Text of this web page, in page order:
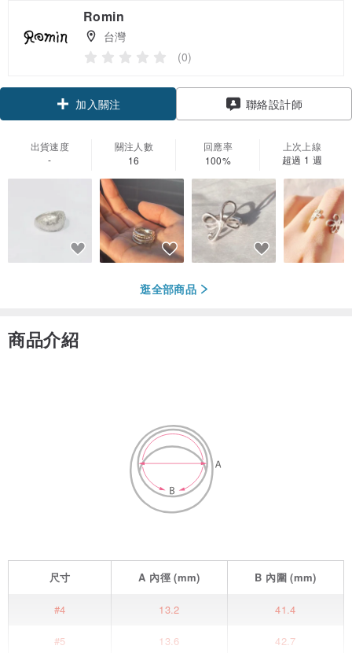
Romin
台灣
(0)
加入關注 聯絡設計師
出貨速度
-
關注人數
16
回應率
100%
上次上線
超過 1 週
逛全部商品
商品介紹
尺寸 A 內徑(mm) B 內圍(mm)
#4 13.2 41.4
#5 13.6 42.7